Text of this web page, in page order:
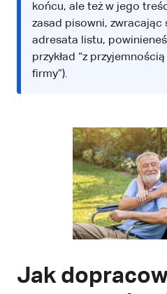
końcu, ale też w jego
zasad pisowni,
adresata listu,
przykład “z
firmy”).
Jak